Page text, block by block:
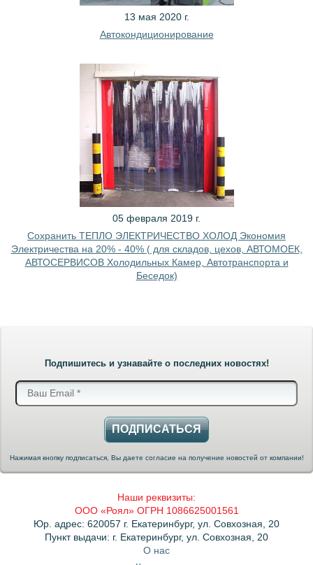
13 мая 2020 г.
Автокондиционирование
05 февраля 2019 г.
Сохранить ТЕПЛО ЭЛЕКТРИЧЕСТВО ХОЛОД Экономия
Электричества на 20% - 40% ( для складов, цехов, АВТОМОЕК,
АВТОСЕРВИСОВ Холодильных Камер, Автотранспорта и
Беседок)
Подпишитесь и узнавайте о последних новостях!
ПОДПИСАТЬСЯ
Нажимая кнопку подписаться, Вы даете согласие на получение новостей от компании!
Наши реквизиты:
ООО «Роял» ОГРН 1086625001561
Юр. адрес: 620057 г. Екатеринбург, ул. Совхозная, 20
Пункт выдачи: г. Екатеринбург, ул. Совхозная, 20
О нас